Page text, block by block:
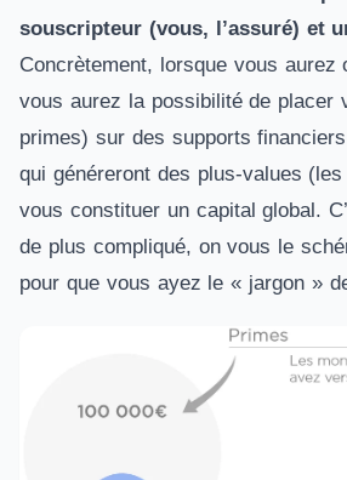
souscripteur (vous, l’assuré) et
Concrètement, lorsque vous aurez
vous aurez la possibilité de placer
primes) sur des supports
qui généreront des plus-values
vous constituer un capital global.
de plus compliqué, on vous le
pour que vous ayez le « jargon »